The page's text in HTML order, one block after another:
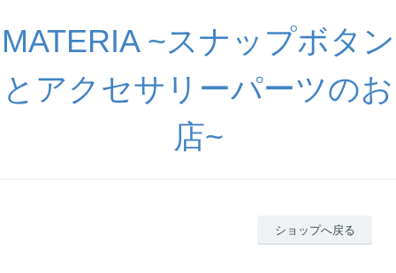
MATERIA ~スナップボタン
とアクセサリーパーツのお
店~
ショップへ戻る